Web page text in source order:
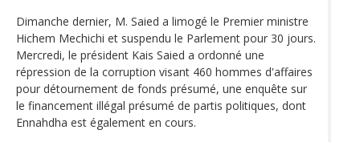
Dimanche dernier, M. Saied a limogé le Premier ministre
Hichem Mechichi et suspendu le Parlement pour 30 jours.
Mercredi, le président Kais Saied a ordonné une
répression de la corruption visant 460 hommes d'affaires
pour détournement de fonds présumé, une enquête sur
le financement illégal présumé de partis politiques, dont
Ennahdha est également en cours.